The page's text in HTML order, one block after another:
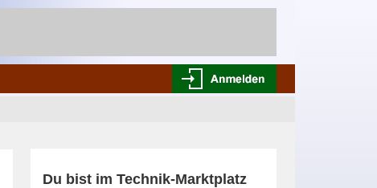
Du bist im Technik-Marktplatz